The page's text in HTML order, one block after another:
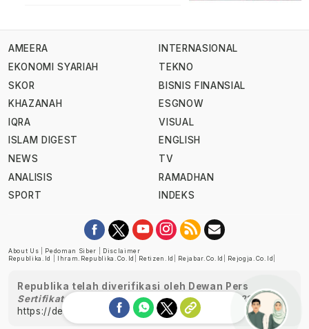
AMEERA
EKONOMI SYARIAH
SKOR
KHAZANAH
IQRA
ISLAM DIGEST
NEWS
ANALISIS
SPORT
INTERNASIONAL
TEKNO
BISNIS FINANSIAL
ESGNOW
VISUAL
ENGLISH
TV
RAMADHAN
INDEKS
About Us Pedoman Siber
Disclaimer
Republika.id
Ihram.republika.co.id Retizen.id Rejabar.co.id Rejogja.co.id
Republika telah diverifikasi oleh Dewan Pers
Sertifikat Nomor 1058/DP-Verifikasi/K/XII/2022
https://dewanpers.or.id/data/perusahaanpers